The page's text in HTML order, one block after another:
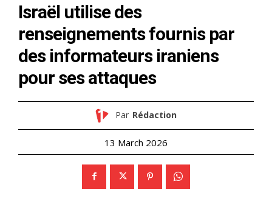
Israël utilise des
renseignements fournis par
des informateurs iraniens
pour ses attaques
Par Rédaction
13 March 2026